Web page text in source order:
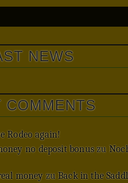
NEWS
COMMENTS
Rodeo again!
no deposit bonuszu
money zuBack in the